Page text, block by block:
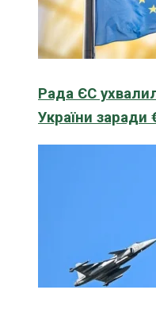
Рада ЄС
України